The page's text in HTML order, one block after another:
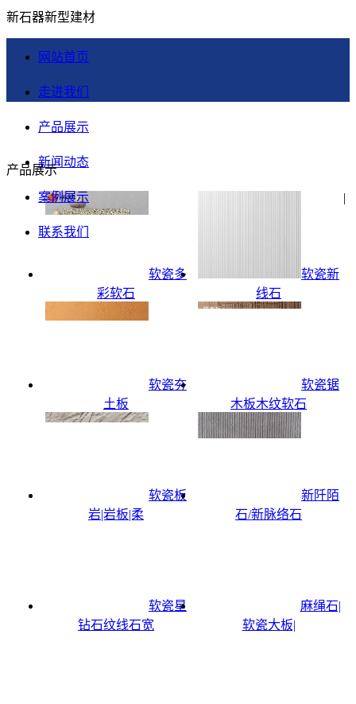
新石器新型建材
网站首页
走进我们
产品展示
新闻动态
案例展示
联系我们
产品展示
软瓷多
彩软石
软瓷新
线石
软瓷夯
土板
软瓷锯
木板木纹软石
软瓷板
岩|岩板|柔
新阡陌
石/新脉络石
软瓷星
钻石纹线石宽
麻绳石|
软瓷大板|
|